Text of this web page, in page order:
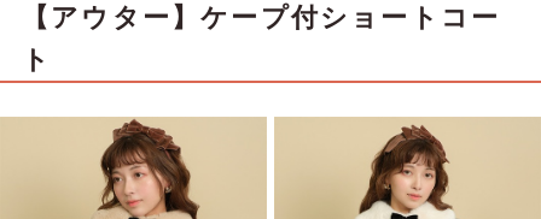
【アウター】ケープ付ショートコー
ト